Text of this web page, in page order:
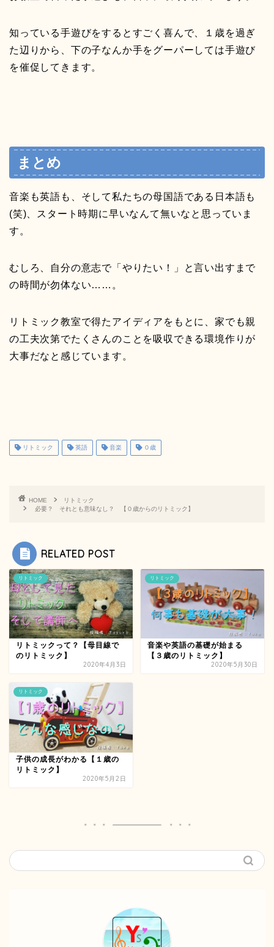
知っている手遊びをするとすごく喜んで、１歳を過ぎ
た辺りから、下の子なんか手をグーパーしては手遊び
を催促してきます。
まとめ
音楽も英語も、そして私たちの母国語である日本語も
(笑)、スタート時期に早いなんて無いなと思っていま
す。
むしろ、自分の意志で「やりたい！」と言い出すまで
の時間が勿体ない……。
リトミック教室で得たアイディアをもとに、家でも親
の工夫次第でたくさんのことを吸収できる環境作りが
大事だなと感じています。
リトミック 英語 音楽 ０歳
HOME
リトミック
必要？ それとも意味なし？ 【０歳からのリトミック】
RELATED POST
リトミック
リトミックって？【母目線で
のリトミック】
2020年4月3日
リトミック
音楽や英語の基礎が始まる
【３歳のリトミック】
2020年5月30日
リトミック
子供の成長がわかる【１歳の
リトミック】
2020年5月2日